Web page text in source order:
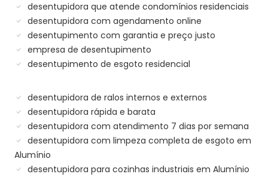
desentupidora que atende condomínios residenciais
desentupidora com agendamento online
desentupimento com garantia e preço justo
empresa de desentupimento
desentupimento de esgoto residencial
desentupidora de ralos internos e externos
desentupidora rápida e barata
desentupidora com atendimento 7 dias por semana
desentupidora com limpeza completa de esgoto em
Alumínio
desentupidora para cozinhas industriais em Alumínio